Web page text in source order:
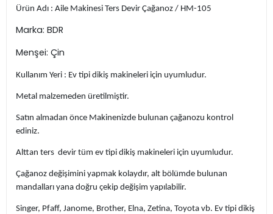
Ürün Adı : Aile Makinesi Ters Devir Çağanoz / HM-105
Marka: BDR
Menşei: Çin
Kullanım Yeri : Ev tipi dikiş makineleri için uyumludur.
Metal malzemeden üretilmiştir.
Satın almadan önce Makinenizde bulunan çağanozu kontrol
ediniz.
Alttan ters devir tüm ev tipi dikiş makineleri için uyumludur.
Çağanoz değişimini yapmak kolaydır, alt bölümde bulunan
mandalları yana doğru çekip değişim yapılabilir.
Singer, Pfaff, Janome, Brother, Elna, Zetina, Toyota vb. Ev tipi dikiş